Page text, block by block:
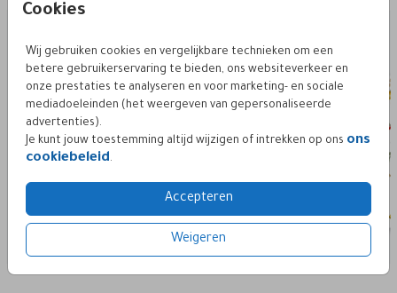
Cookies
Wij gebruiken cookies en vergelijkbare technieken om een
betere gebruikerservaring te bieden, ons websiteverkeer en
onze prestaties te analyseren en voor marketing- en sociale
mediadoeleinden (het weergeven van gepersonaliseerde
advertenties).
Je kunt jouw toestemming altijd wijzigen of intrekken op ons ons
cookiebeleid.
Accepteren
Weigeren
• Je kan kiezen uit meerdere formaten, diverse papiersoorten
• Bij de 1e proefdruk ontvang je een proefsetje met
papiersoorten en envelopkleuren.
Pas gemakkelijk het ontwerp van het kaartje zelf aan en ga
aan de slag met de editor. Met een ander lettertype of
achtergrond creëer je een hele andere look. Mocht je er niet
uitkomen, neem dan gerust